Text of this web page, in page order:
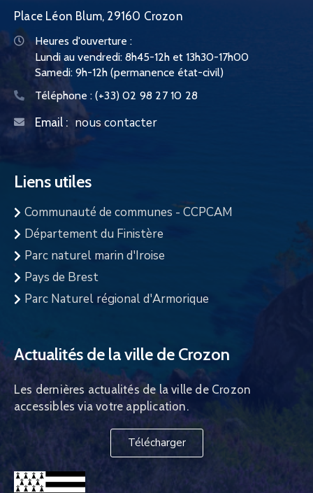
Place Léon Blum, 29160 Crozon
Heures d'ouverture :
Lundi au vendredi: 8h45-12h et 13h30-17h00
Samedi: 9h-12h (permanence état-civil)
Téléphone : (+33) 02 98 27 10 28
Email : nous contacter
Liens utiles
Communauté de communes - CCPCAM
Département du Finistère
Parc naturel marin d'Iroise
Pays de Brest
Parc Naturel régional d'Armorique
Actualités de la ville de Crozon
Les dernières actualités de la ville de Crozon
accessibles via votre application.
Télécharger